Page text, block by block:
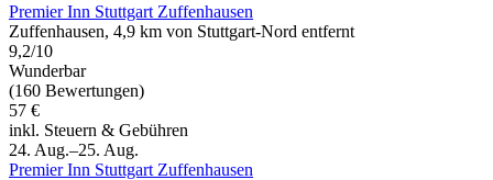
Premier Inn Stuttgart Zuffenhausen
Zuffenhausen, 4,9 km von Stuttgart-Nord entfernt
9,2/10
Wunderbar
(160 Bewertungen)
57 €
inkl. Steuern & Gebühren
24. Aug.–25. Aug.
Premier Inn Stuttgart Zuffenhausen